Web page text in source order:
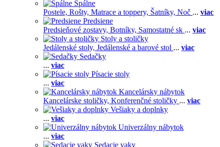
Spálne
Postele, Rošty, Matrace a toppery, Šatníky, Noč ... viac
Predsiene
Predsieňové zostavy, Botníky, Samostatné sk ... viac
Stoly a stoličky
Jedálenské stoly, Jedálenské a barové stol ... viac
Sedačky
... viac
Písacie stoly
... viac
Kancelársky nábytok
Kancelárske stoličky, Konferenčné stoličky ... viac
Vešiaky a doplnky
... viac
Univerzálny nábytok
... viac
Sedacie vaky